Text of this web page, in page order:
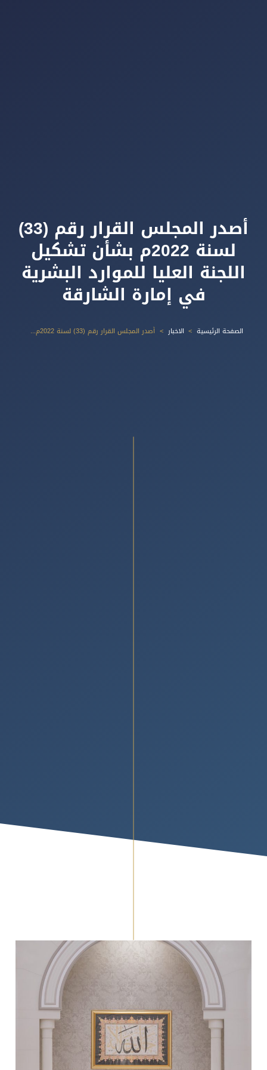
أصدر المجلس القرار رقم (33)
لسنة 2022م بشأن تشكيل
اللجنة العليا للموارد البشرية
في إمارة الشارقة
الصفحة الرئيسية الاخبار أصدر المجلس القرار رقم (33) لسنة 2022م بشأن تشكيل اللجنة العليا للموارد البشرية في إمارة الشارقة